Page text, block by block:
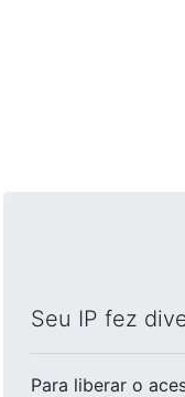
Seu IP fez
Para liberar o